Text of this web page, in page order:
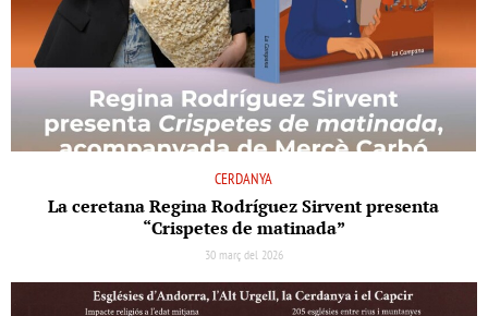
CERDANYA
La ceretana Regina Rodríguez Sirvent presenta
“Crispetes de matinada”
30 març del 2026